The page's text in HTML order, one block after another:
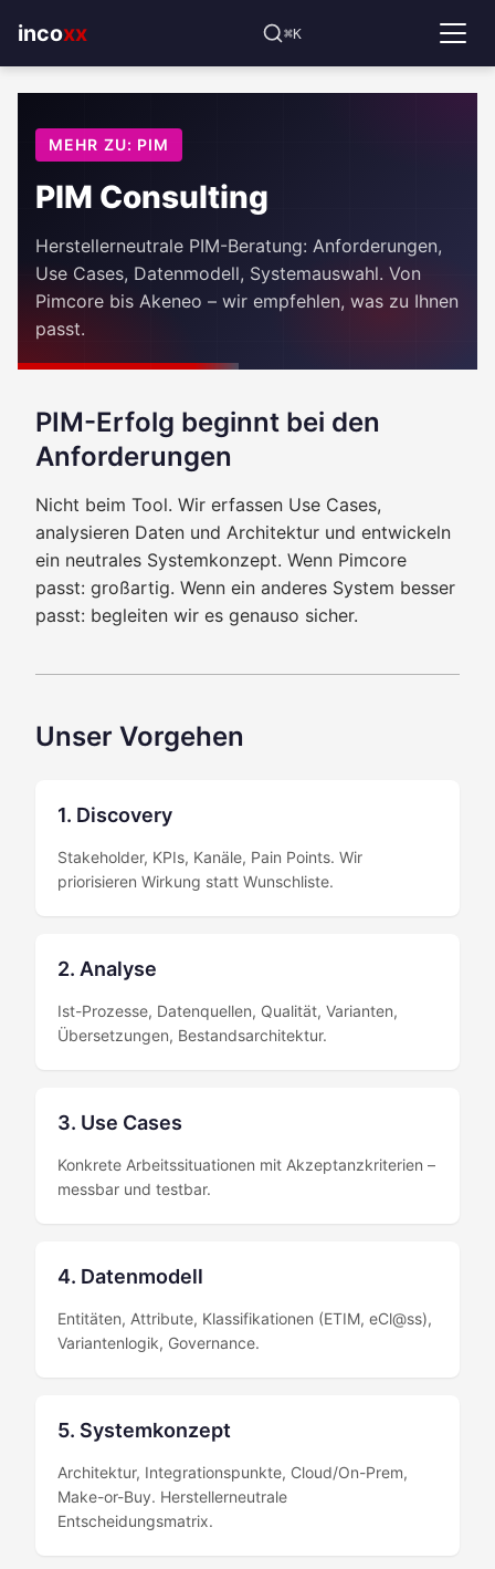
incoxx
⌘K
MEHR ZU: PIM
PIM Consulting
Herstellerneutrale PIM-Beratung: Anforderungen,
Use Cases, Datenmodell, Systemauswahl. Von
Pimcore bis Akeneo – wir empfehlen, was zu Ihnen
passt.
PIM-Erfolg beginnt bei den
Anforderungen
Nicht beim Tool. Wir erfassen Use Cases,
analysieren Daten und Architektur und entwickeln
ein neutrales Systemkonzept. Wenn Pimcore
passt: großartig. Wenn ein anderes System besser
passt: begleiten wir es genauso sicher.
Unser Vorgehen
1. Discovery
Stakeholder, KPIs, Kanäle, Pain Points. Wir
priorisieren Wirkung statt Wunschliste.
2. Analyse
Ist-Prozesse, Datenquellen, Qualität, Varianten,
Übersetzungen, Bestandsarchitektur.
3. Use Cases
Konkrete Arbeitssituationen mit Akzeptanzkriterien –
messbar und testbar.
4. Datenmodell
Entitäten, Attribute, Klassifikationen (ETIM, eCl@ss),
Variantenlogik, Governance.
5. Systemkonzept
Architektur, Integrationspunkte, Cloud/On-Prem,
Make-or-Buy. Herstellerneutrale
Entscheidungsmatrix.